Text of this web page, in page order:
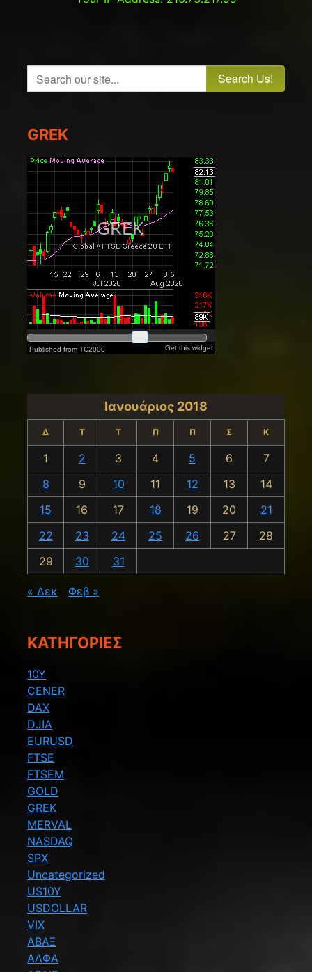
Search our site...
GREK
Ιανουάριος 2018
Δ Τ Τ Π Π Σ Κ
1 2 3 4 5 6
7
8
9 10 11 12 13
14
15
16 17 18 19 20
21
22
23 24 25 26 27
28
29
30 31
« Δεκ Φεβ »
KΑΤΗΓΟΡΊΕΣ
10Y
CENER
DAX
DJIA
EURUSD
FTSE
FTSEM
GOLD
GREK
MERVAL
NASDAQ
SPX
Uncategorized
US10Y
USDOLLAR
VIX
ΑΒΑΞ
ΑΛΦΑ